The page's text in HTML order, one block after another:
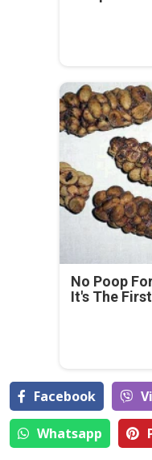
No Poop
It's The
Facebook
Whatsapp